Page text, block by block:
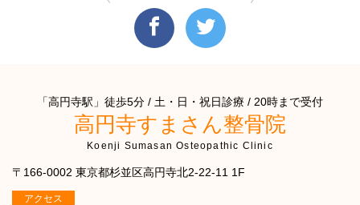
「高円寺駅」徒歩5分 / 土・日・祝日診療 / 20時まで受付
高円寺すまさん整骨院
Koenji Sumasan Osteopathic Clinic
〒166-0002 東京都杉並区高円寺北2-22-11 1F
アクセス